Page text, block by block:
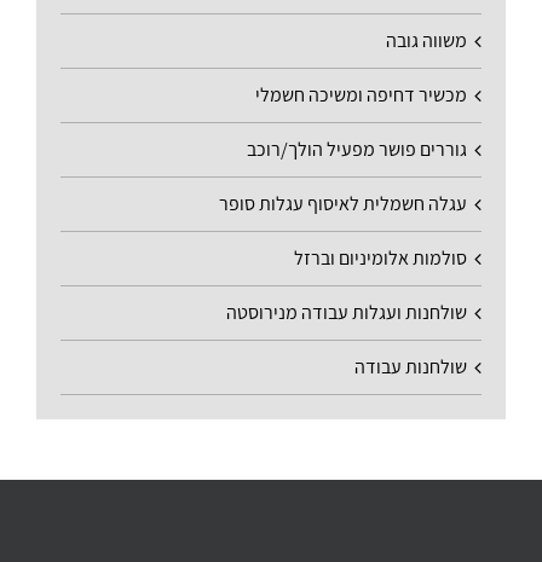
משווה גובה
מכשיר דחיפה ומשיכה חשמלי
גוררים פושר מפעיל הולך/רוכב
עגלה חשמלית לאיסוף עגלות סופר
סולמות אלומיניום וברזל
שולחנות ועגלות עבודה מנירוסטה
שולחנות עבודה